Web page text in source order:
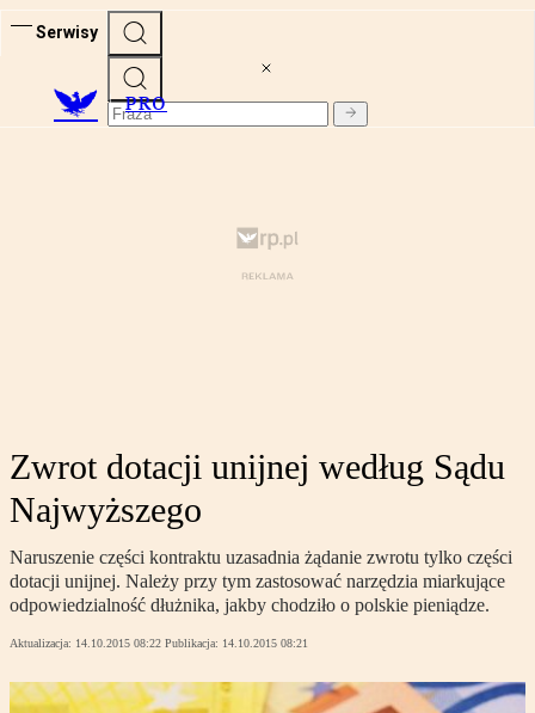
Serwisy
PRO
Zwrot dotacji unijnej według Sądu
Najwyższego
Naruszenie części kontraktu uzasadnia żądanie zwrotu tylko części
dotacji unijnej. Należy przy tym zastosować narzędzia miarkujące
odpowiedzialność dłużnika, jakby chodziło o polskie pieniądze.
Aktualizacja: 14.10.2015 08:22 Publikacja: 14.10.2015 08:21